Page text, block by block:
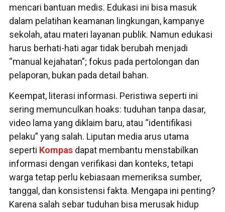
mencari bantuan medis. Edukasi ini bisa masuk
dalam pelatihan keamanan lingkungan, kampanye
sekolah, atau materi layanan publik. Namun edukasi
harus berhati-hati agar tidak berubah menjadi
“manual kejahatan”; fokus pada pertolongan dan
pelaporan, bukan pada detail bahan.
Keempat, literasi informasi. Peristiwa seperti ini
sering memunculkan hoaks: tuduhan tanpa dasar,
video lama yang diklaim baru, atau “identifikasi
pelaku” yang salah. Liputan media arus utama
seperti Kompas dapat membantu menstabilkan
informasi dengan verifikasi dan konteks, tetapi
warga tetap perlu kebiasaan memeriksa sumber,
tanggal, dan konsistensi fakta. Mengapa ini penting?
Karena salah sebar tuduhan bisa merusak hidup